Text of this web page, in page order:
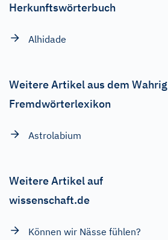
Herkunftswörterbuch
Alhidade
Weitere Artikel aus dem Wahrig
Fremdwörterlexikon
Astrolabium
Weitere Artikel auf
wissenschaft.de
Können wir Nässe fühlen?